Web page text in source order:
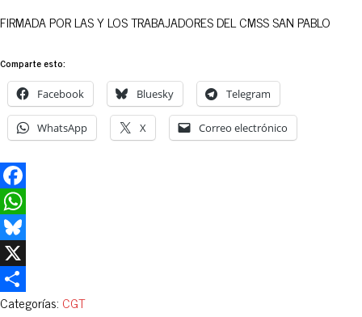
FIRMADA POR LAS Y LOS TRABAJADORES DEL CMSS SAN PABLO
Comparte esto:
Facebook Bluesky Telegram
WhatsApp X Correo electrónico
Facebook
WhatsApp
Bluesky
X
Compartir
Categorías: CGT